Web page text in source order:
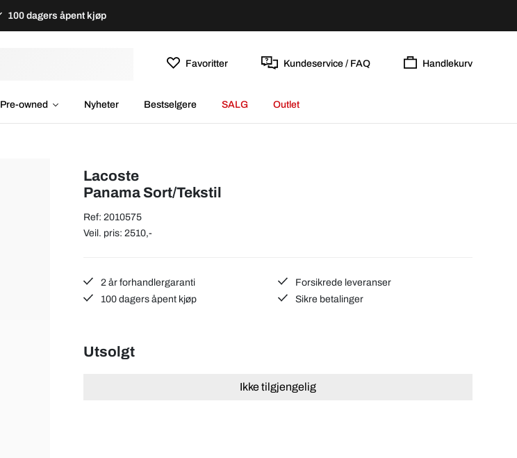
100 dagers åpent kjøp
Favoritter Kundeservice / FAQ Handlekurv
Pre-owned Nyheter Bestselgere SALG Outlet
Lacoste
Panama Sort/Tekstil
Ref: 2010575
Veil. pris: 2510,-
2 år forhandlergaranti
Forsikrede leveranser
100 dagers åpent kjøp
Sikre betalinger
Utsolgt
Ikke tilgjengelig